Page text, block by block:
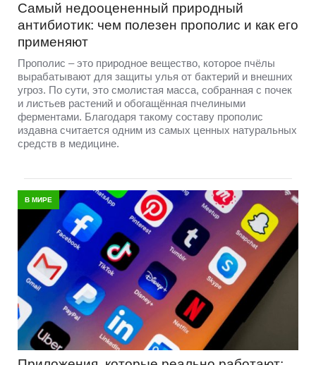
Самый недооцененный природный
антибиотик: чем полезен прополис и как его
применяют
Прополис – это природное вещество, которое пчёлы
вырабатывают для защиты улья от бактерий и внешних
угроз. По сути, это смолистая масса, собранная с почек
и листьев растений и обогащённая пчелиными
ферментами. Благодаря такому составу прополис
издавна считается одним из самых ценных натуральных
средств в медицине.
В МИРЕ